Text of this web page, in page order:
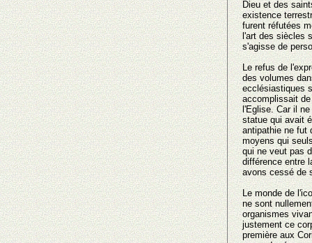
Dieu et des
existence
furent réfutées
l'art des siècles
s'agisse de
Le refus de
des volumes
ecclésiastiques
accomplissait
l'Eglise. Car il
statue qui avait
antipathie ne fut
moyens qui
qui ne veut pas
différence entre
avons cessé de
Le monde de
ne sont
organismes
justement ce
première aux